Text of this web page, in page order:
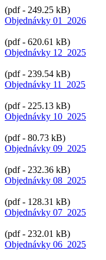
(pdf - 249.25 kB)
Objednávky 01_2026
(pdf - 620.61 kB)
Objednávky 12_2025
(pdf - 239.54 kB)
Objednávky 11_2025
(pdf - 225.13 kB)
Objednávky 10_2025
(pdf - 80.73 kB)
Objednávky 09_2025
(pdf - 232.36 kB)
Objednávky 08_2025
(pdf - 128.31 kB)
Objednávky 07_2025
(pdf - 232.01 kB)
Objednávky 06_2025